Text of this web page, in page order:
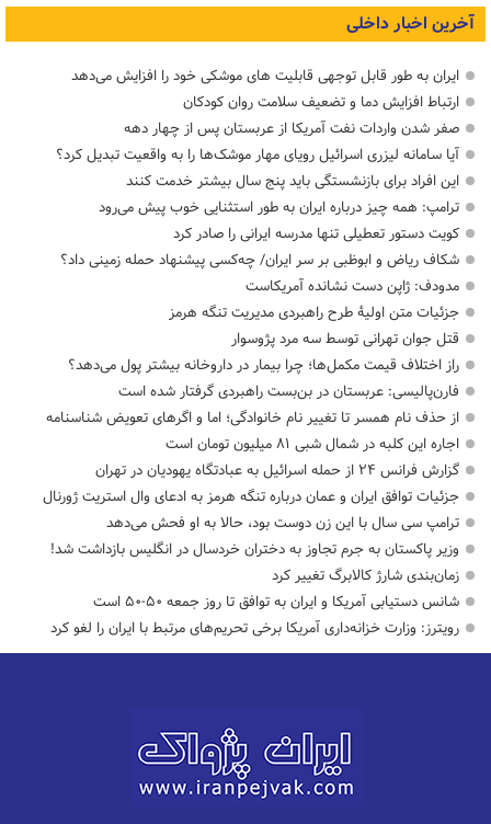
آخرین اخبار داخلی
ایران به طور قابل توجهی قابلیت های موشکی خود را افزایش می‌دهد
ارتباط افزایش دما و تضعیف سلامت روان کودکان
صفر شدن واردات نفت آمریکا از عربستان پس از چهار دهه
آیا سامانه لیزری اسرائیل رویای مهار موشک‌ها را به واقعیت تبدیل کرد؟
این افراد برای بازنشستگی باید پنج سال بیشتر خدمت کنند
ترامپ: همه چیز درباره ایران به طور استثنایی خوب پیش می‌رود
کویت دستور تعطیلی تنها مدرسه ایرانی را صادر کرد
شکاف ریاض و ابوظبی بر سر ایران/ چه‌کسی پیشنهاد حمله زمینی داد؟
مدودف: ژاپن دست نشانده آمریکاست
جزئیات متن اولیۀ طرح راهبردی مدیریت تنگه هرمز
قتل جوان تهرانی توسط سه مرد پژوسوار
راز اختلاف قیمت مکمل‌ها؛ چرا بیمار در داروخانه بیشتر پول می‌دهد؟
فارن‌پالیسی: عربستان در بن‌بست راهبردی گرفتار شده است
از حذف نام همسر تا تغییر نام خانوادگی؛ اما و اگرهای تعویض شناسنامه
اجاره این کلبه در شمال شبی ۸۱ میلیون تومان است
گزارش فرانس ۲۴ از حمله اسرائیل به عبادتگاه یهودیان در تهران
جزئیات توافق ایران و عمان درباره تنگه هرمز به ادعای وال استریت ژورنال
ترامپ سی سال با این زن دوست بود، حالا به او فحش می‌دهد
وزیر پاکستان به جرم تجاوز به دختران خردسال در انگلیس بازداشت شد!
زمان‌بندی شارژ کالابرگ تغییر کرد
شانس دستیابی آمریکا و ایران به توافق تا روز جمعه ۵۰-۵۰ است
رویترز: وزارت خزانه‌داری آمریکا برخی تحریم‌های مرتبط با ایران را لغو کرد